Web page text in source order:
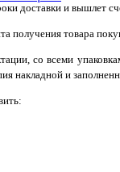
доставки и вышлет
получения товара
со всеми
накладной и